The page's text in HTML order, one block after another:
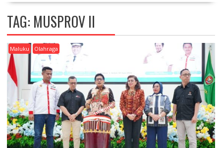
TAG: MUSPROV II
Maluku Olahraga